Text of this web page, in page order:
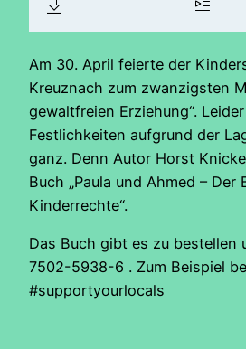
Am 30. April feierte der
Kreuznach zum zwanzigsten
gewaltfreien Erziehung“.
Festlichkeiten aufgrund der
ganz. Denn Autor Horst
Buch „Paula und Ahmed – Der
Kinderrechte“.
Das Buch gibt es zu bestellen
7502-5938-6 . Zum Beispiel
#supportyourlocals